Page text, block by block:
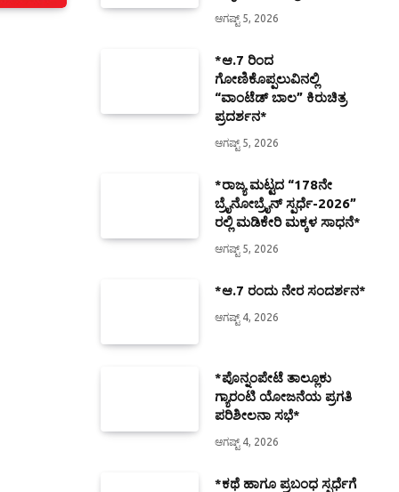
ಆಗಷ್ಟ್ 5, 2026
*ಆ.7 ರಿಂದ
ಗೋಣಿಕೊಪ್ಪಲುವಿನಲ್ಲಿ
“ವಾಂಟೆಡ್ ಬಾಲ” ಕಿರುಚಿತ್ರ
ಪ್ರದರ್ಶನ*
ಆಗಷ್ಟ್ 5, 2026
*ರಾಜ್ಯ ಮಟ್ಟದ “178ನೇ
ಬ್ರೈನೋಬ್ರೈನ್ ಸ್ಪರ್ಧೆ-2026”
ರಲ್ಲಿ ಮಡಿಕೇರಿ ಮಕ್ಕಳ ಸಾಧನೆ*
ಆಗಷ್ಟ್ 5, 2026
*ಆ.7 ರಂದು ನೇರ ಸಂದರ್ಶನ*
ಆಗಷ್ಟ್ 4, 2026
*ಪೊನ್ನಂಪೇಟೆ ತಾಲ್ಲೂಕು
ಗ್ಯಾರಂಟಿ ಯೋಜನೆಯ ಪ್ರಗತಿ
ಪರಿಶೀಲನಾ ಸಭೆ*
ಆಗಷ್ಟ್ 4, 2026
*ಕಥೆ ಹಾಗೂ ಪ್ರಬಂಧ ಸ್ಪರ್ಧೆಗೆ